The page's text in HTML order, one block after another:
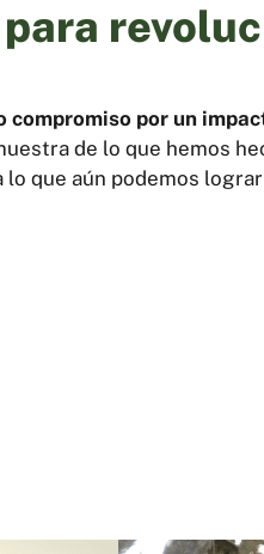
por un
de lo que hemos
que aún podemos